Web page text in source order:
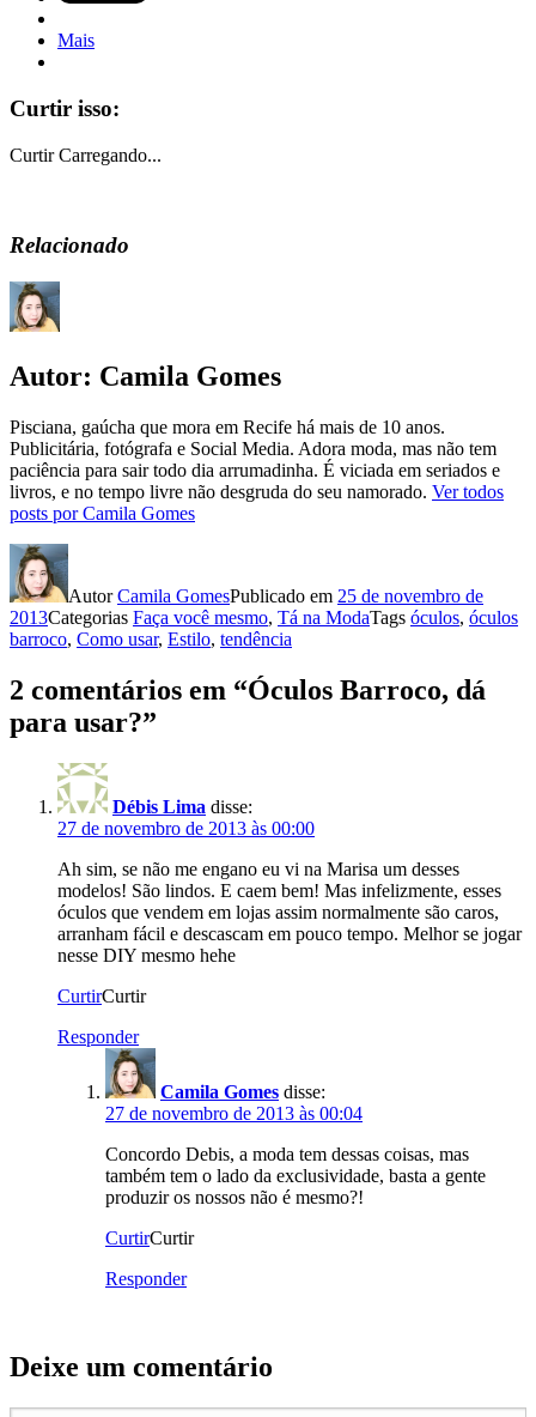
Mais
Curtir isso:
Curtir Carregando...
Relacionado
Autor: Camila Gomes
Pisciana, gaúcha que mora em Recife há mais de 10 anos.
Publicitária, fotógrafa e Social Media. Adora moda, mas não tem
paciência para sair todo dia arrumadinha. É viciada em seriados e
livros, e no tempo livre não desgruda do seu namorado. Ver todos
posts por Camila Gomes
AutorCamila GomesPublicado em 25 de novembro de
2013Categorias Faça você mesmo, Tá na ModaTags óculos, óculos
barroco, Como usar, Estilo, tendência
2 comentários em “Óculos Barroco, dá
para usar?”
Débis Lima disse:
27 de novembro de 2013 às 00:00
Ah sim, se não me engano eu vi na Marisa um desses
modelos! São lindos. E caem bem! Mas infelizmente, esses
óculos que vendem em lojas assim normalmente são caros,
arranham fácil e descascam em pouco tempo. Melhor se jogar
nesse DIY mesmo hehe
CurtirCurtir
Responder
Camila Gomes disse:
27 de novembro de 2013 às 00:04
Concordo Debis, a moda tem dessas coisas, mas
também tem o lado da exclusividade, basta a gente
produzir os nossos não é mesmo?!
CurtirCurtir
Responder
Deixe um comentário